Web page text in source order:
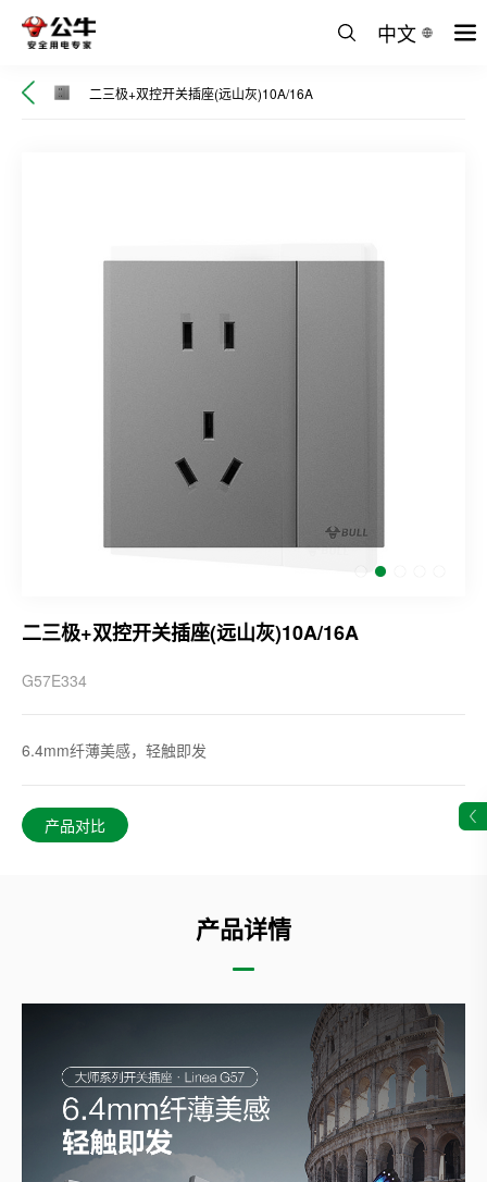
中文
二三极+双控开关插座(远山灰)10A/16A
二三极+双控开关插座(远山灰)10A/16A
G57E334
6.4mm纤薄美感，轻触即发
产品对比
产品详情